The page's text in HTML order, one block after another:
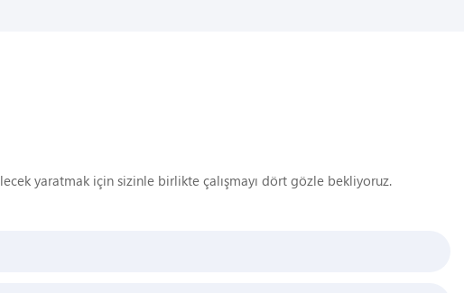
yaratmak için sizinle birlikte çalışmayı dört gözle bekliyoruz.